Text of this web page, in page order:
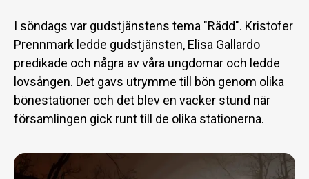
I söndags var gudstjänstens tema "Rädd". Kristofer
Prennmark ledde gudstjänsten, Elisa Gallardo
predikade och några av våra ungdomar och ledde
lovsången. Det gavs utrymme till bön genom olika
bönestationer och det blev en vacker stund när
församlingen gick runt till de olika stationerna.